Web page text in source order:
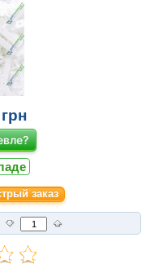
грн
заказ